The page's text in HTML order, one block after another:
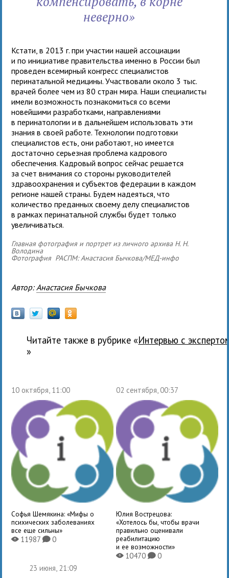
неверно»
Кстати, в 2013 г. при участии нашей ассоциации
и по инициативе правительства именно в России был
проведен всемирный конгресс специалистов
перинатальной медицины. Участвовали около 3 тыс.
врачей более чем из 80 стран мира. Наши специалисты
имели возможность познакомиться со всеми
новейшими разработками, направлениями
в перинатологии и в дальнейшем использовать эти
знания в своей работе. Технологии подготовки
специалистов есть, они работают, но имеется
достаточно серьезная проблема кадрового
обеспечения. Кадровый вопрос сейчас решается
за счет внимания со стороны руководителей
здравоохранения и субъектов федерации в каждом
регионе нашей страны. Будем надеяться, что
количество преданных своему делу специалистов
в рамках перинатальной службы будет только
увеличиваться.
Главная фотография и портрет из личного архива Н. Н.
Володина
Фотография РАСПМ: Анастасия Бычкова/МЕД-инфо
Автор: Анастасия Бычкова
Читайте также в рубрике «
Интервью с
»
10 октября, 11:00
Софья Шемякина: «Мифы о
психических заболеваниях
все еще сильны»
X11987K0
02 сентября, 00:37
Юлия Вострецова:
«Хотелось бы, чтобы врачи
правильно оценивали
реабилитацию
и ее возможности»
X10470 K0
23 июня, 21:09